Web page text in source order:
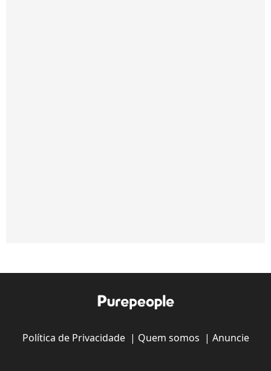
Política de Privacidade| Quem somos | Anuncie